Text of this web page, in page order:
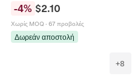
Επιπλατινωμένο Ζιρκόνια Στριφτό
Δαχτυλίδι Κόσμημα
-4% $2.10
Χωρίς MOQ · 67 προβολές
Δωρεάν αποστολή
+8